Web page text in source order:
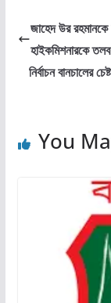
জাহেদ উর রহমানকে
হাইকমিশনারকে তলব
নির্বাচন বানচালের
You